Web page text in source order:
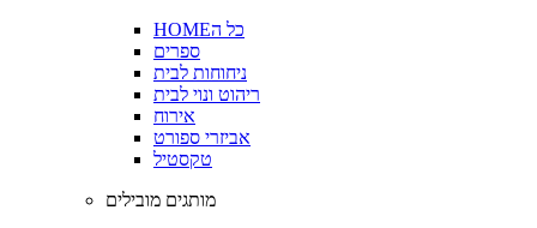
HOMEכל ה
ספרים
ניחוחות לבית
ריהוט ונוי לבית
אירוח
אביזרי ספורט
טקסטיל
מותגים מובילים